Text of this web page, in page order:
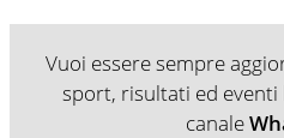
Vuoi essere sempre
sport, risultati ed eventi
canale